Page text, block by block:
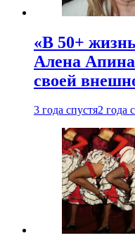
«В 50+
Алена
своей
3 года спустя2 года